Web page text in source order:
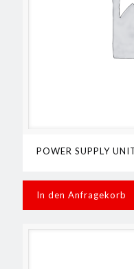
POWER SUPPLY
In den Anfragekorb